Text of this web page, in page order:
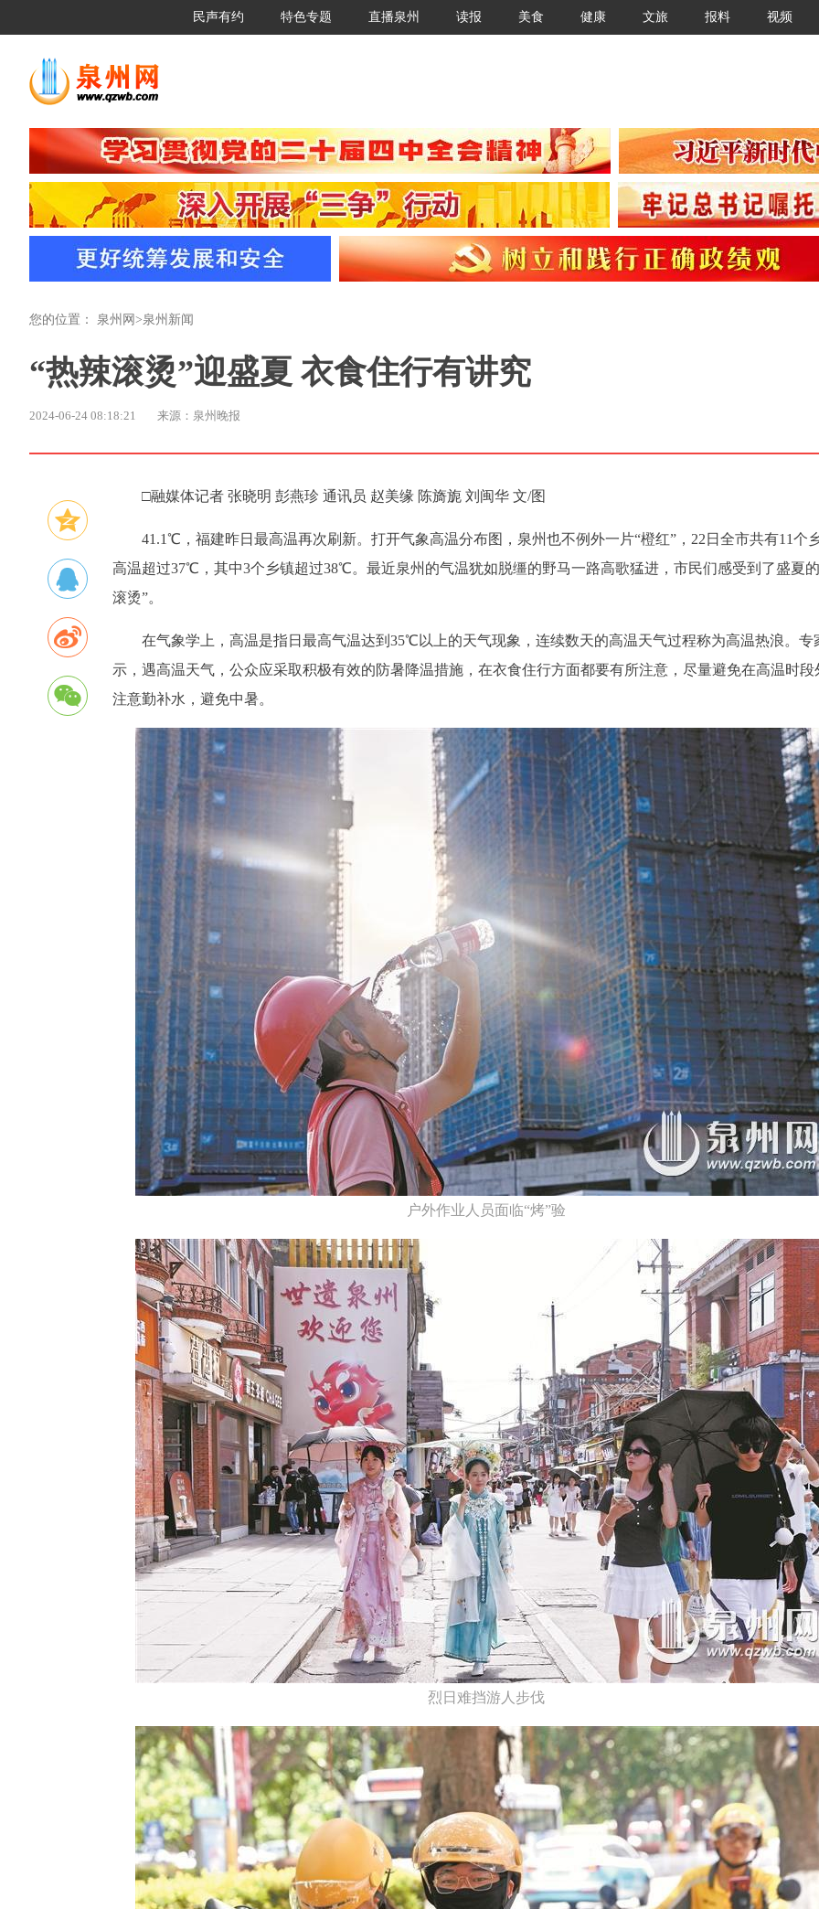
民声有约 特色专题 直播泉州 读报 美食 健康 文旅 报料 视频
您的位置： 泉州网 >泉州新闻
“热辣滚烫”迎盛夏 衣食住行有讲究
2024-06-24 08:18:21 来源：泉州晚报
□融媒体记者 张晓明 彭燕珍 通讯员 赵美缘 陈旖旎 刘闽华 文/图
41.1℃，福建昨日最高温再次刷新。打开气象高温分布图，泉州也不例外一片“橙红”，22日全市共有11个
高温超过37℃，其中3个乡镇超过38℃。最近泉州的气温犹如脱缰的野马一路高歌猛进，市民们感受到了盛夏
滚烫”。
在气象学上，高温是指日最高气温达到35℃以上的天气现象，连续数天的高温天气过程称为高温热浪。专
示，遇高温天气，公众应采取积极有效的防暑降温措施，在衣食住行方面都要有所注意，尽量避免在高温时段
注意勤补水，避免中暑。
户外作业人员面临“烤”验
烈日难挡游人步伐